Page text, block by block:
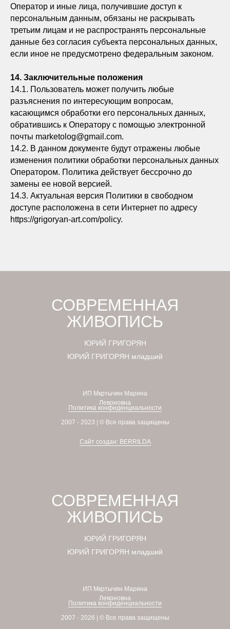
Оператор и иные лица, получившие доступ к
персональным данным, обязаны не раскрывать
третьим лицам и не распространять персональные
данные без согласия субъекта персональных данных,
если иное не предусмотрено федеральным законом.
14. Заключительные положения
14.1. Пользователь может получить любые
разъяснения по интересующим вопросам,
касающимся обработки его персональных данных,
обратившись к Оператору с помощью электронной
почты marketolog@gmail.com.
14.2. В данном документе будут отражены любые
изменения политики обработки персональных данных
Оператором. Политика действует бессрочно до
замены ее новой версией.
14.3. Актуальная версия Политики в свободном
доступе расположена в сети Интернет по адресу
https://grigoryan-art.com/policy.
СОВРЕМЕННАЯ
ЖИВОПИСЬ
ЮРИЙ ГРИГОРЯН
ЮРИЙ ГРИГОРЯН младший
ИП Мкртычян Марина
Левоновна
2007 - 2023 | © Все права защищены
Политика конфиденциальности
Сайт создан: BERRILDA
СОВРЕМЕННАЯ
ЖИВОПИСЬ
ЮРИЙ ГРИГОРЯН
ЮРИЙ ГРИГОРЯН младший
ИП Мкртычян Марина
Левоновна
2007 - 2026 | © Все права защищены
Политика конфиденциальности